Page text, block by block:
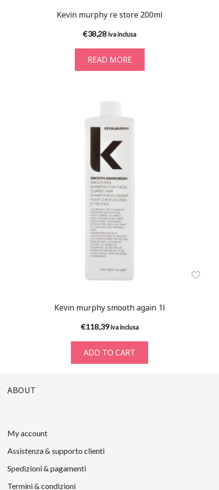
Kevin murphy re store 200ml
€38,28iva inclusa
READ MORE
Kevin murphy smooth again 1l
€118,39 iva inclusa
ADD TO CART
ABOUT
My account
Assistenza & supporto clienti
Spedizioni & pagamenti
Termini & condizioni